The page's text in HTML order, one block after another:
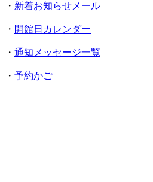
・ 新着お知らせメール
・ 開館日カレンダー
・ 通知メッセージ一覧
・ 予約かご